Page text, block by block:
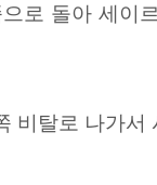
로 돌아 세이
비탈로 나가